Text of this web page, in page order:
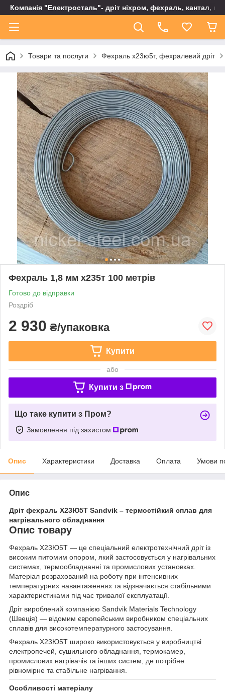
Компанія "Електросталь"- дріт ніхром, фехраль, кантал,
Товари та послуги Фехраль х23ю5т, фехралевий дріт
Фехраль 1,8 мм х235т 100 метрів
Готово до відправки
Роздріб
2 930 ₴/упаковка
Купити
або
Купити з
Що таке купити з Пром?
Замовлення під захистом
Опис Характеристики Доставка Оплата Умови
Опис
Дріт фехраль Х23Ю5Т Sandvik – термостійкий сплав для
нагрівального обладнання
Опис товару
Фехраль Х23Ю5Т — це спеціальний електротехнічний дріт із
високим питомим опором, який застосовується у нагрівальних
системах, термообладнанні та промислових установках.
Матеріал розрахований на роботу при інтенсивних
температурних навантаженнях та відзначається стабільними
характеристиками під час тривалої експлуатації.
Дріт вироблений компанією Sandvik Materials Technology
(Швеція) — відомим європейським виробником спеціальних
сплавів для високотемпературного застосування.
Фехраль Х23Ю5Т широко використовується у виробництві
електропечей, сушильного обладнання, термокамер,
промислових нагрівачів та інших систем, де потрібне
рівномірне та стабільне нагрівання.
Особливості матеріалу